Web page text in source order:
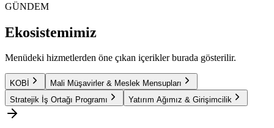
GÜNDEM
Ekosistemimiz
Menüdeki hizmetlerden öne çıkan içerikler burada gösterilir.
KOBİ
Mali Müşavirler & Meslek Mensupları
Stratejik İş Ortağı Programı
Yatırım Ağımız & Girişimcilik